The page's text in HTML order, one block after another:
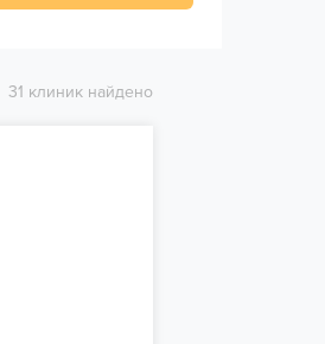
31 клиник найдено